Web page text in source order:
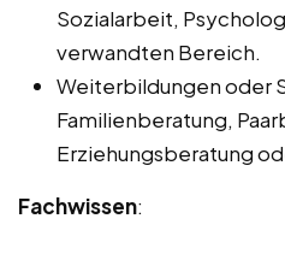
Sozialarbeit,
verwandten Bereich.
Weiterbildungen oder
Familienberatung,
Erziehungsberatung
Fachwissen: